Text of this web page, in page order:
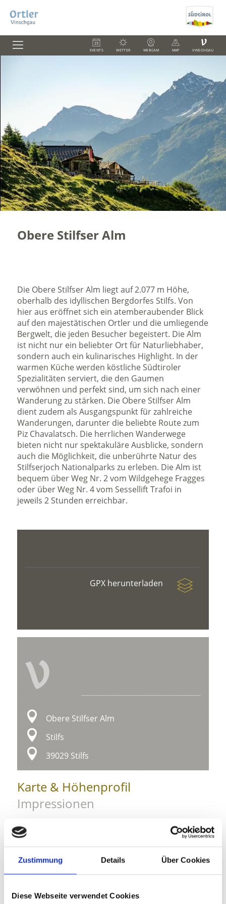
Zustimmung Details Über Cookies
Diese Webseite verwendet Cookies
EVENTS WETTER WEBCAM MAP
V
VINSCHGAU
Obere Stilfser Alm
Die Obere Stilfser Alm liegt auf 2.077 m Höhe,
oberhalb des idyllischen Bergdorfes Stilfs. Von
hier aus eröffnet sich ein atemberaubender Blick
auf den majestätischen Ortler und die umliegende
Bergwelt, die jeden Besucher begeistert. Die Alm
ist nicht nur ein beliebter Ort für Naturliebhaber,
sondern auch ein kulinarisches Highlight. In der
warmen Küche werden köstliche Südtiroler
Spezialitäten serviert, die den Gaumen
verwöhnen und perfekt sind, um sich nach einer
Wanderung zu stärken. Die Obere Stilfser Alm
dient zudem als Ausgangspunkt für zahlreiche
Wanderungen, darunter die beliebte Route zum
Piz Chavalatsch. Die herrlichen Wanderwege
bieten nicht nur spektakuläre Ausblicke, sondern
auch die Möglichkeit, die unberührte Natur des
Stilfserjoch Nationalparks zu erleben. Die Alm ist
bequem über Weg Nr. 2 vom Wildgehege Fragges
oder über Weg Nr. 4 vom Sessellift Trafoi in
jeweils 2 Stunden erreichbar.
GPX herunterladen
V
Obere Stilfser Alm
Stilfs
39029 Stilfs
Karte & Höhenprofil
Impressionen